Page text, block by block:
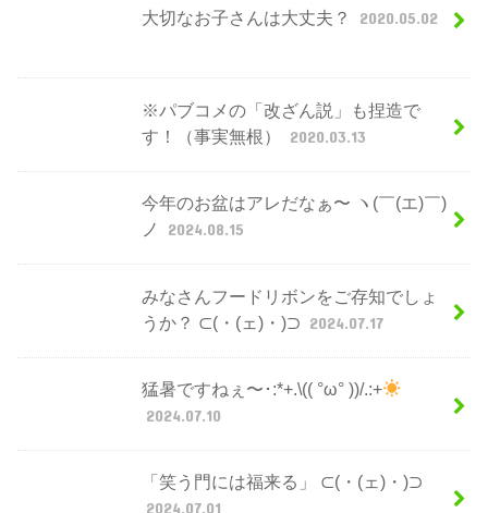
大切なお子さんは大丈夫？ 2020.05.02
※パブコメの「改ざん説」も捏造で
す！（事実無根）
2020.03.13
今年のお盆はアレだなぁ〜 ヽ(￣(エ)￣)
ノ
2024.08.15
みなさんフードリボンをご存知でしょ
うか？ ⊂(・(ェ)・)⊃ 2024.07.17
猛暑ですねぇ〜･:*+.\(( °ω° ))/.:+
2024.07.10
「笑う門には福来る」 ⊂(・(ェ)・)⊃
2024.07.01